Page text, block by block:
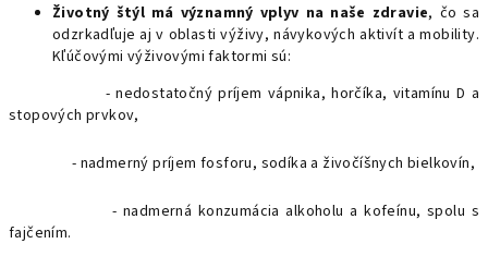
Životný štýl má významný vplyv na naše zdravie, čo sa
odzrkadľuje aj v oblasti výživy, návykových aktivít a mobility.
Kľúčovými výživovými faktormi sú:
- nedostatočný príjem vápnika, horčíka, vitamínu D a
stopových prvkov,
- nadmerný príjem fosforu, sodíka a živočíšnych bielkovín,
- nadmerná konzumácia alkoholu a kofeínu, spolu s
fajčením.